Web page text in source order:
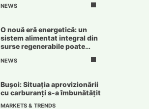
NEWS
O nouă eră energetică: un
sistem alimentat integral din
surse regenerabile poate
NEWS
Bușoi: Situația aprovizionării
cu carburanți s-a îmbunătățit
MARKETS & TRENDS